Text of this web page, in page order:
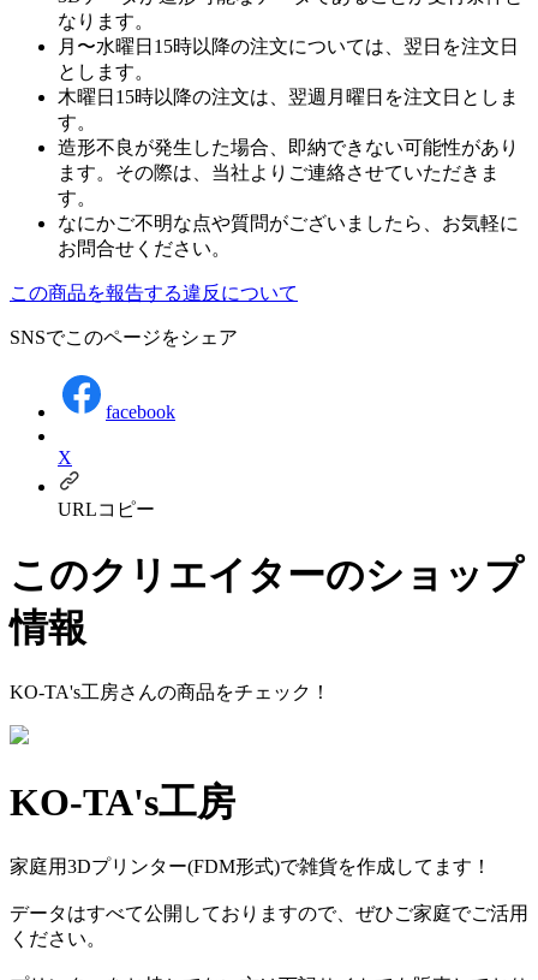
なります。
月〜水曜日15時以降の注文については、翌日を注文日
とします。
木曜日15時以降の注文は、翌週月曜日を注文日としま
す。
造形不良が発生した場合、即納できない可能性があり
ます。その際は、当社よりご連絡させていただきま
す。
なにかご不明な点や質問がございましたら、お気軽に
お問合せください。
この商品を報告する違反について
SNSでこのページをシェア
facebook
X
URLコピー
このクリエイターのショップ
情報
KO-TA's工房さんの商品をチェック！
KO-TA's工房
家庭用3Dプリンター(FDM形式)で雑貨を作成してます！
データはすべて公開しておりますので、ぜひご家庭でご活用
ください。